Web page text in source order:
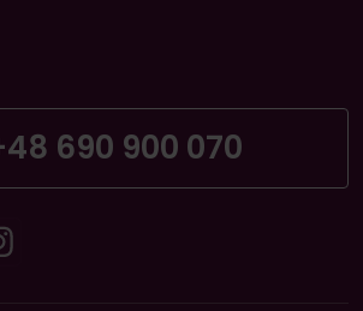
690 900 070